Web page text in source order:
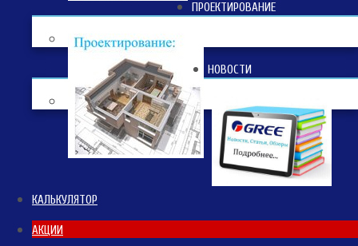
ПРОЕКТИРОВАНИЕ
НОВОСТИ
КАЛЬКУЛЯТОР
АКЦИИ